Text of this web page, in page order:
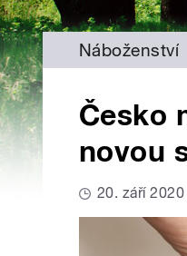
Náboženství
Česko
novou
20. září 2020